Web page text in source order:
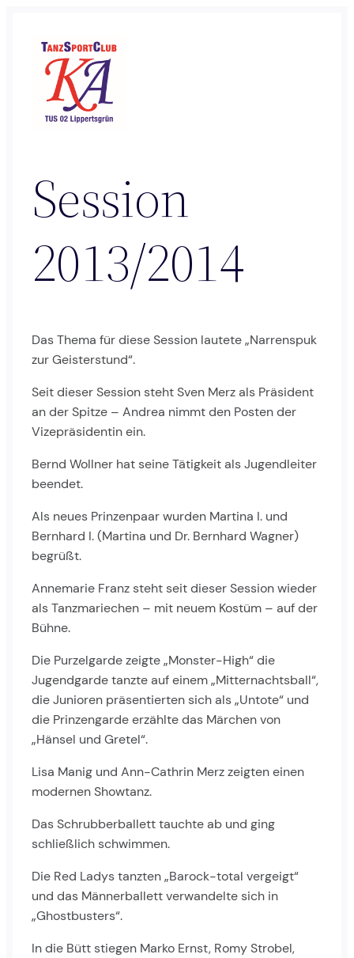
Inhalt
springen
Session
2013/2014
Das Thema für diese Session lautete „Narrenspuk
zur Geisterstund“.
Seit dieser Session steht Sven Merz als Präsident
an der Spitze – Andrea nimmt den Posten der
Vizepräsidentin ein.
Bernd Wollner hat seine Tätigkeit als Jugendleiter
beendet.
Als neues Prinzenpaar wurden Martina I. und
Bernhard I. (Martina und Dr. Bernhard Wagner)
begrüßt.
Annemarie Franz steht seit dieser Session wieder
als Tanzmariechen – mit neuem Kostüm – auf der
Bühne.
Die Purzelgarde zeigte „Monster-High“ die
Jugendgarde tanzte auf einem „Mitternachtsball“,
die Junioren präsentierten sich als „Untote“ und
die Prinzengarde erzählte das Märchen von
„Hänsel und Gretel“.
Lisa Manig und Ann-Cathrin Merz zeigten einen
modernen Showtanz.
Das Schrubberballett tauchte ab und ging
schließlich schwimmen.
Die Red Ladys tanzten „Barock-total vergeigt“
und das Männerballett verwandelte sich in
„Ghostbusters“.
In die Bütt stiegen Marko Ernst, Romy Strobel,